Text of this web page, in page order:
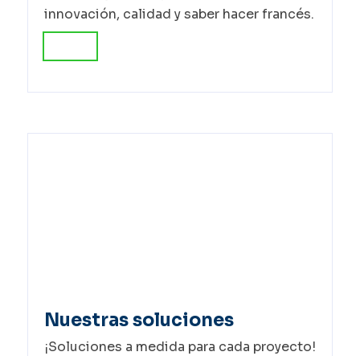
innovación, calidad y saber hacer francés.
Nuestras soluciones
¡Soluciones a medida para cada proyecto!